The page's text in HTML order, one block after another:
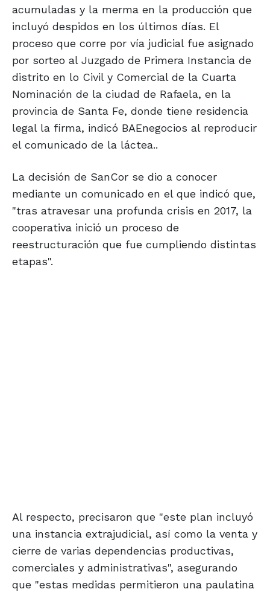
acumuladas y la merma en la producción que
incluyó despidos en los últimos días. El
proceso que corre por vía judicial fue asignado
por sorteo al Juzgado de Primera Instancia de
distrito en lo Civil y Comercial de la Cuarta
Nominación de la ciudad de Rafaela, en la
provincia de Santa Fe, donde tiene residencia
legal la firma, indicó BAEnegocios al reproducir
el comunicado de la láctea..
La decisión de SanCor se dio a conocer
mediante un comunicado en el que indicó que,
"tras atravesar una profunda crisis en 2017, la
cooperativa inició un proceso de
reestructuración que fue cumpliendo distintas
etapas".
Al respecto, precisaron que "este plan incluyó
una instancia extrajudicial, así como la venta y
cierre de varias dependencias productivas,
comerciales y administrativas", asegurando
que "estas medidas permitieron una paulatina